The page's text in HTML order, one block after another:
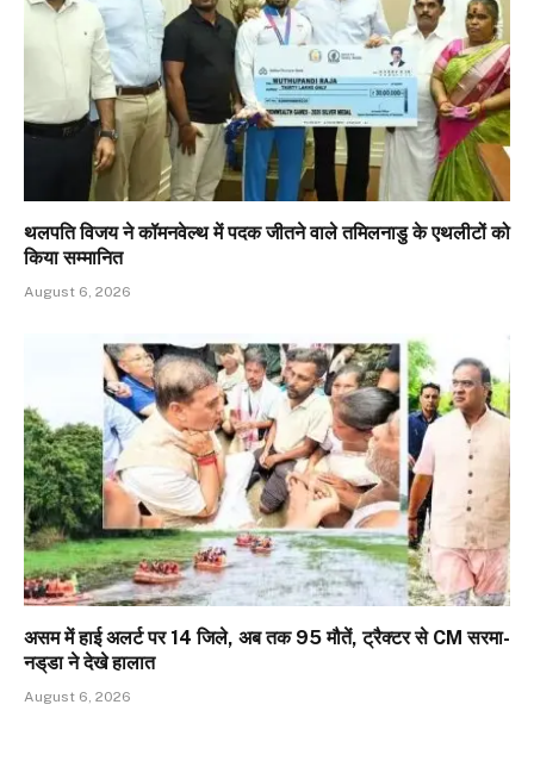
थलपति विजय ने कॉमनवेल्थ में पदक जीतने वाले तमिलनाडु के एथलीटों को
किया सम्मानित
August 6, 2026
असम में हाई अलर्ट पर 14 जिले, अब तक 95 मौतें, ट्रैक्टर से CM सरमा-
नड्‌डा ने देखे हालात
August 6, 2026